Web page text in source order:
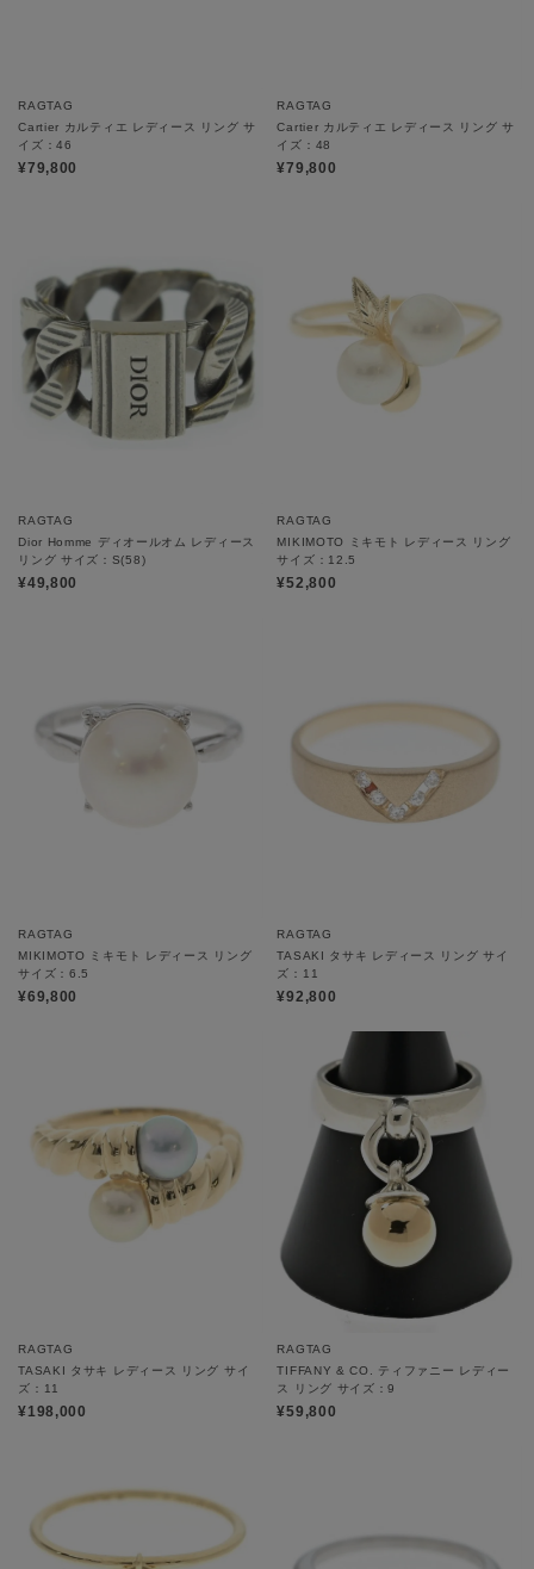
RAGTAG
Cartier カルティエ レディース リング サ
イズ：46
¥79,800
RAGTAG
Cartier カルティエ レディース リング サ
イズ：48
¥79,800
RAGTAG
Dior Homme ディオールオム レディース
リング サイズ：S(58)
¥49,800
RAGTAG
MIKIMOTO ミキモト レディース リング
サイズ：12.5
¥52,800
RAGTAG
MIKIMOTO ミキモト レディース リング
サイズ：6.5
¥69,800
RAGTAG
TASAKI タサキ レディース リング サイ
ズ：11
¥92,800
RAGTAG
TASAKI タサキ レディース リング サイ
ズ：11
¥198,000
RAGTAG
TIFFANY & CO. ティファニー レディー
ス リング サイズ：9
¥59,800